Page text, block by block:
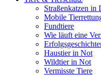
Straßenkatzen in
Mobile
Fundtiere
Wie läuft eine
Haustier in Not
Wildtier in Not
Vermisste Tiere